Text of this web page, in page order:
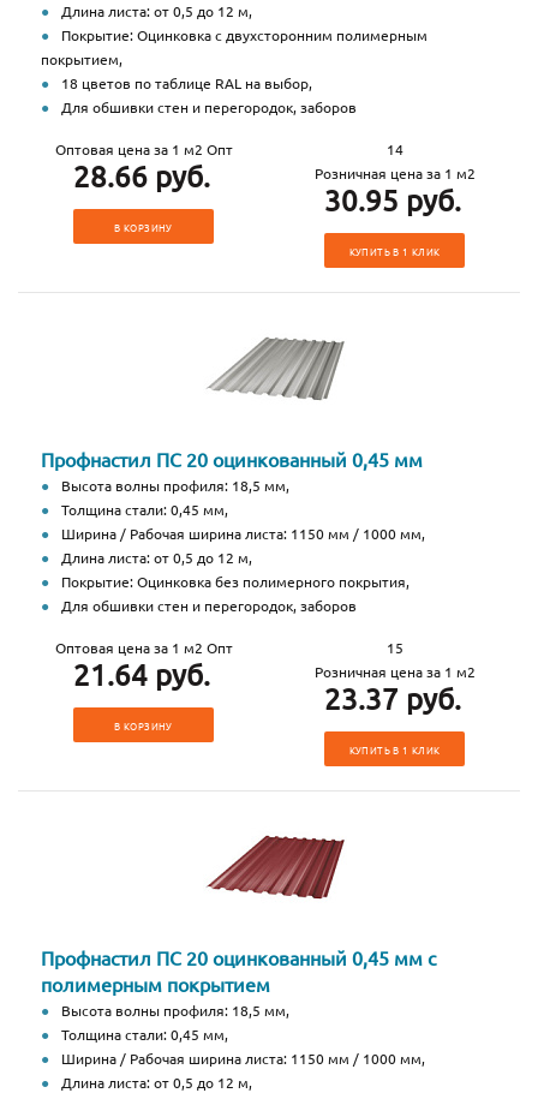
Длина листа: от 0,5 до 12 м,
Покрытие: Оцинковка с двухсторонним полимерным
покрытием,
18 цветов по таблице RAL на выбор,
Для обшивки стен и перегородок, заборов
Оптовая цена за 1 м2 Опт
28.66 руб.
В КОРЗИНУ
14
Розничная цена за 1 м2
30.95 руб.
КУПИТЬ В 1 КЛИК
Профнастил ПС 20 оцинкованный 0,45 мм
Высота волны профиля: 18,5 мм,
Толщина стали: 0,45 мм,
Ширина / Рабочая ширина листа: 1150 мм / 1000 мм,
Длина листа: от 0,5 до 12 м,
Покрытие: Оцинковка без полимерного покрытия,
Для обшивки стен и перегородок, заборов
Оптовая цена за 1 м2 Опт
21.64 руб.
В КОРЗИНУ
15
Розничная цена за 1 м2
23.37 руб.
КУПИТЬ В 1 КЛИК
Профнастил ПС 20 оцинкованный 0,45 мм с
полимерным покрытием
Высота волны профиля: 18,5 мм,
Толщина стали: 0,45 мм,
Ширина / Рабочая ширина листа: 1150 мм / 1000 мм,
Длина листа: от 0,5 до 12 м,